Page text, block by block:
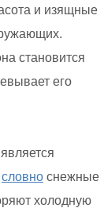
и изящные
становится
его
словно снежные
холодную